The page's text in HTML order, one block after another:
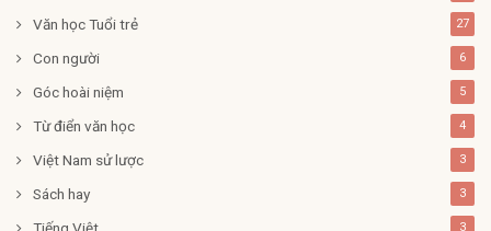
Văn học Tuổi trẻ 27
Con người 6
Góc hoài niệm 5
Từ điển văn học 4
Việt Nam sử lược 3
Sách hay 3
Tiếng Việt 3